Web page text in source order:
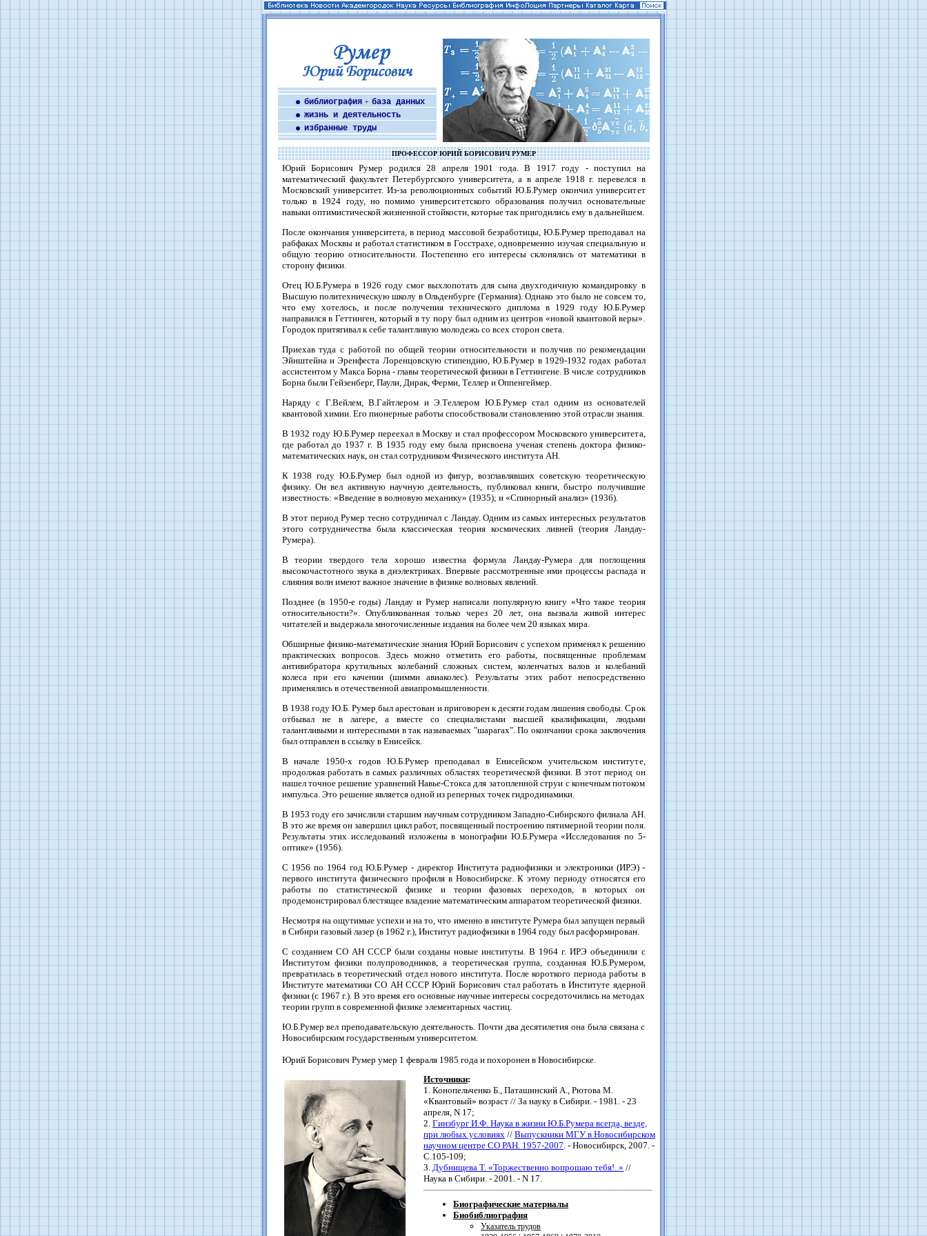
библиография + база данных
жизнь и деятельность
избранные труды
ПРОФЕССОР ЮРИЙ БОРИСОВИЧ РУМЕР
Юрий Борисович Румер родился 28 апреля 1901 года. В 1917 году - поступил на
математический факультет Петербургского университета, а в апреле 1918 г. перевелся в
Московский университет. Из-за революционных событий Ю.Б.Румер окончил университет
только в 1924 году, но помимо университетского образования получил основательные
навыки оптимистической жизненной стойкости, которые так пригодились ему в дальнейшем.
После окончания университета, в период массовой безработицы, Ю.Б.Румер преподавал на
рабфаках Москвы и работал статистиком в Госстрахе, одновременно изучая специальную и
общую теорию относительности. Постепенно его интересы склонялись от математики в
сторону физики.
Отец Ю.Б.Румера в 1926 году смог выхлопотать для сына двухгодичную командировку в
Высшую политехническую школу в Ольденбурге (Германия). Однако это было не совсем то,
что ему хотелось, и после получения технического диплома в 1929 году Ю.Б.Румер
направился в Геттинген, который в ту пору был одним из центров «новой квантовой веры».
Городок притягивал к себе талантливую молодежь со всех сторон света.
Приехав туда с работой по общей теории относительности и получив по рекомендации
Эйнштейна и Эренфеста Лоренцовскую стипендию, Ю.Б.Румер в 1929-1932 годах работал
ассистентом у Макса Борна - главы теоретической физики в Геттингене. В числе сотрудников
Борна были Гейзенберг, Паули, Дирак, Ферми, Теллер и Оппенгеймер.
Наряду с Г.Вейлем, В.Гайтлером и Э.Теллером Ю.Б.Румер стал одним из основателей
квантовой химии. Его пионерные работы способствовали становлению этой отрасли знания.
В 1932 году Ю.Б.Румер переехал в Москву и стал профессором Московского университета,
где работал до 1937 г. В 1935 году ему была присвоена ученая степень доктора физико-
математических наук, он стал сотрудником Физического института АН.
К 1938 году Ю.Б.Румер был одной из фигур, возглавлявших советскую теоретическую
физику. Он вел активную научную деятельность, публиковал книги, быстро получившие
известность: «Введение в волновую механику» (1935); и «Спинорный анализ» (1936).
В этот период Румер тесно сотрудничал с Ландау. Одним из самых интересных результатов
этого сотрудничества была классическая теория космических ливней (теория Ландау-
Румера).
В теории твердого тела хорошо известна формула Ландау-Румера для поглощения
высокочастотного звука в диэлектриках. Впервые рассмотренные ими процессы распада и
слияния волн имеют важное значение в физике волновых явлений.
Позднее (в 1950-е годы) Ландау и Румер написали популярную книгу «Что такое теория
относительности?». Опубликованная только через 20 лет, она вызвала живой интерес
читателей и выдержала многочисленные издания на более чем 20 языках мира.
Обширные физико-математические знания Юрий Борисович с успехом применял к решению
практических вопросов. Здесь можно отметить его работы, посвященные проблемам
антивибратора крутильных колебаний сложных систем, коленчатых валов и колебаний
колеса при его качении (шимми авиаколес). Результаты этих работ непосредственно
применялись в отечественной авиапромышленности.
В 1938 году Ю.Б. Румер был арестован и приговорен к десяти годам лишения свободы. Срок
отбывал не в лагере, а вместе со специалистами высшей квалификации, людьми
талантливыми и интересными в так называемых "шарагах". По окончании срока заключения
был отправлен в ссылку в Енисейск.
В начале 1950-х годов Ю.Б.Румер преподавал в Енисейском учительском институте,
продолжая работать в самых различных областях теоретической физики. В этот период он
нашел точное решение уравнений Навье-Стокса для затопленной струи с конечным потоком
импульса. Это решение является одной из реперных точек гидродинамики.
В 1953 году его зачислили старшим научным сотрудником Западно-Сибирского филиала АН.
В это же время он завершил цикл работ, посвященный построению пятимерной теории поля.
Результаты этих исследований изложены в монографии Ю.Б.Румера «Исследования по 5-
оптике» (1956).
С 1956 по 1964 год Ю.Б.Румер - директор Института радиофизики и электроники (ИРЭ) -
первого института физического профиля в Новосибирске. К этому периоду относятся его
работы по статистической физике и теории фазовых переходов, в которых он
продемонстрировал блестящее владение математическим аппаратом теоретической физики.
Несмотря на ощутимые успехи и на то, что именно в институте Румера был запущен первый
в Сибири газовый лазер (в 1962 г.), Институт радиофизики в 1964 году был расформирован.
С созданием СО АН СССР были созданы новые институты. В 1964 г. ИРЭ объединили с
Институтом физики полупроводников, а теоретическая группа, созданная Ю.Б.Румером,
превратилась в теоретический отдел нового института. После короткого периода работы в
Институте математики СО АН СССР Юрий Борисович стал работать в Институте ядерной
физики (с 1967 г.). В это время его основные научные интересы сосредоточились на методах
теории групп в современной физике элементарных частиц.
Ю.Б.Румер вел преподавательскую деятельность. Почти два десятилетия она была связана с
Новосибирским государственным университетом.
Юрий Борисович Румер умер 1 февраля 1985 года и похоронен в Новосибирске.
Источники:
1. Конопельченко Б., Паташинский А., Рютова М.
«Квантовый» возраст // За науку в Сибири. - 1981. - 23
апреля, N 17;
2. Гинзбург И.Ф. Наука в жизни Ю.Б.Румера всегда, везде,
при любых условиях // Выпускники МГУ в Новосибирском
научном центре СО РАН. 1957-2007. - Новосибирск, 2007. -
С.105-109;
3. Дубнищева Т. «Торжественно вопрошаю тебя!..» //
Наука в Сибири. - 2001. - N 17.
Биографические материалы
Биобиблиография
Указатель трудов